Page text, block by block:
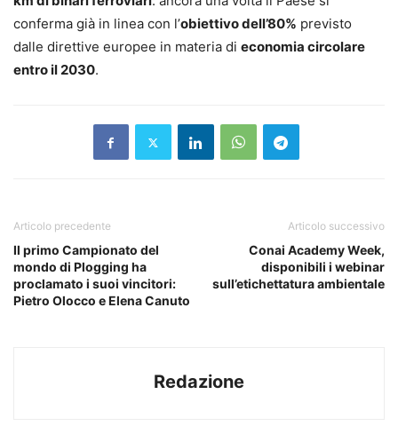
conferma già in linea con l’obiettivo dell’80% previsto
dalle direttive europee in materia di economia circolare
entro il 2030.
Articolo precedente
Il primo Campionato del
mondo di Plogging ha
proclamato i suoi vincitori:
Pietro Olocco e Elena Canuto
Articolo successivo
Conai Academy Week,
disponibili i webinar
sull’etichettatura ambientale
Redazione